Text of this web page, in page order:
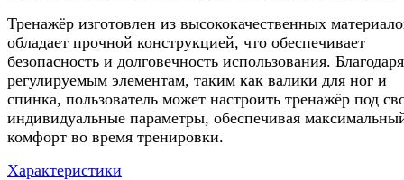
Тренажёр изготовлен из высококачественных
обладает прочной конструкцией, что обеспечивает
безопасность и долговечность использования. Благодаря
регулируемым элементам, таким как валики для ног и
спинка, пользователь может настроить тренажёр под
индивидуальные параметры, обеспечивая
комфорт во время тренировки.
Характеристики